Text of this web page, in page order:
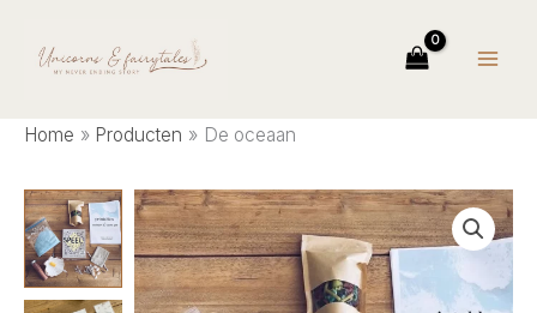
Home
Producten De oceaan